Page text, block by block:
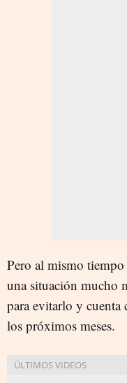
Pero al mismo tiempo
una situación mucho
para evitarlo y cuenta
los próximos meses.